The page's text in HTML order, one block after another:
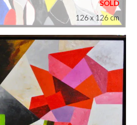
126 x 126 cm